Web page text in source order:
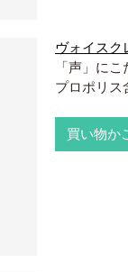
ヴォイスク
「声」に
プロポリス
買い物か